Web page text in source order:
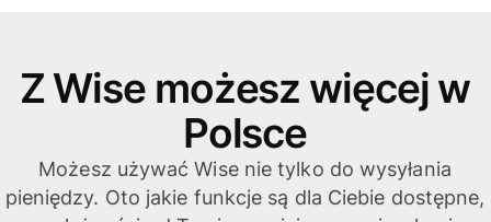
Z Wise możesz więcej w
Polsce
Możesz używać Wise nie tylko do wysyłania
pieniędzy. Oto jakie funkcje są dla Ciebie dostępne,